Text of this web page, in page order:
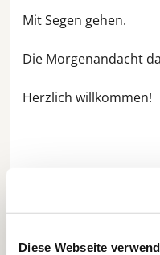
Diese Webseite
Mit Segen gehen.
Die Morgenandacht
Herzlich willkommen!